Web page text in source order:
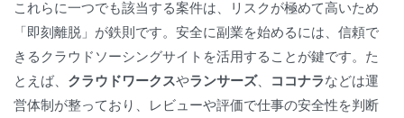
これらに一つでも該当する案件は、リスクが極めて高いため
「即刻離脱」が鉄則です。安全に副業を始めるには、信頼で
きるクラウドソーシングサイトを活用することが鍵です。た
とえば、 クラウドワークスやランサーズ、 ココナラなどは運
営体制が整っており、レビューや評価で仕事の安全性を判断